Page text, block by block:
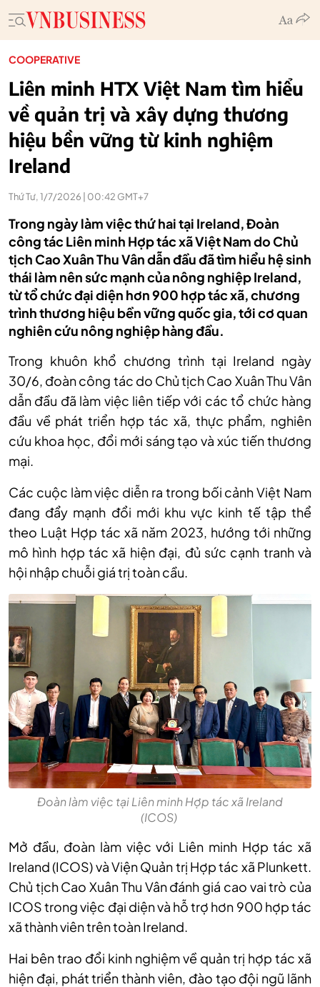
COOPERATIVE
Liên minh HTX Việt Nam tìm hiểu
về quản trị và xây dựng thương
hiệu bền vững từ kinh nghiệm
Ireland
Thứ Tư, 1/7/2026 | 00:42 GMT+7
Trong ngày làm việc thứ hai tại Ireland, Đoàn
công tác Liên minh Hợp tác xã Việt Nam do Chủ
tịch Cao Xuân Thu Vân dẫn đầu đã tìm hiểu hệ sinh
thái làm nên sức mạnh của nông nghiệp Ireland,
từ tổ chức đại diện hơn 900 hợp tác xã, chương
trình thương hiệu bền vững quốc gia, tới cơ quan
nghiên cứu nông nghiệp hàng đầu.
Trong khuôn khổ chương trình tại Ireland ngày
30/6, đoàn công tác do Chủ tịch Cao Xuân Thu Vân
dẫn đầu đã làm việc liên tiếp với các tổ chức hàng
đầu về phát triển hợp tác xã, thực phẩm, nghiên
cứu khoa học, đổi mới sáng tạo và xúc tiến thương
mại.
Các cuộc làm việc diễn ra trong bối cảnh Việt Nam
đang đẩy mạnh đổi mới khu vực kinh tế tập thể
theo Luật Hợp tác xã năm 2023, hướng tới những
mô hình hợp tác xã hiện đại, đủ sức cạnh tranh và
hội nhập chuỗi giá trị toàn cầu.
Đoàn làm việc tại Liên minh Hợp tác xã Ireland
(ICOS)
Mở đầu, đoàn làm việc với Liên minh Hợp tác xã
Ireland (ICOS) và Viện Quản trị Hợp tác xã Plunkett.
Chủ tịch Cao Xuân Thu Vân đánh giá cao vai trò của
ICOS trong việc đại diện và hỗ trợ hơn 900 hợp tác
xã thành viên trên toàn Ireland.
Hai bên trao đổi kinh nghiệm về quản trị hợp tác xã
hiện đại, phát triển thành viên, đào tạo đội ngũ lãnh